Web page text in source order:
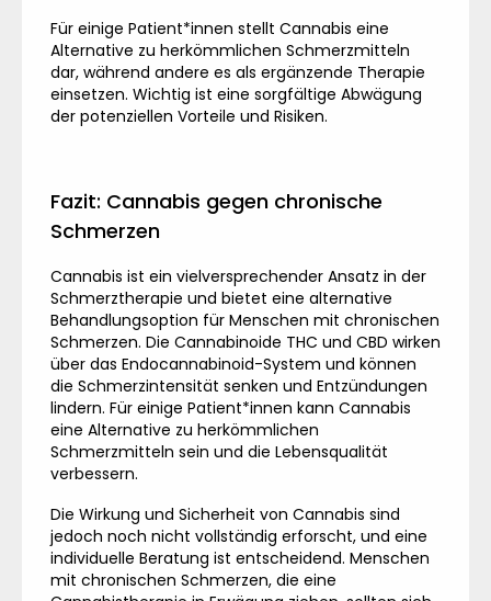
Für einige Patient*innen stellt Cannabis eine
Alternative zu herkömmlichen Schmerzmitteln
dar, während andere es als ergänzende Therapie
einsetzen. Wichtig ist eine sorgfältige Abwägung
der potenziellen Vorteile und Risiken.
Fazit: Cannabis gegen chronische
Schmerzen
Cannabis ist ein vielversprechender Ansatz in der
Schmerztherapie und bietet eine alternative
Behandlungsoption für Menschen mit chronischen
Schmerzen. Die Cannabinoide THC und CBD wirken
über das Endocannabinoid-System und können
die Schmerzintensität senken und Entzündungen
lindern. Für einige Patient*innen kann Cannabis
eine Alternative zu herkömmlichen
Schmerzmitteln sein und die Lebensqualität
verbessern.
Die Wirkung und Sicherheit von Cannabis sind
jedoch noch nicht vollständig erforscht, und eine
individuelle Beratung ist entscheidend. Menschen
mit chronischen Schmerzen, die eine